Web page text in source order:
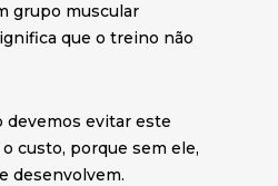
grupo muscular
que o treino não
devemos evitar este
custo, porque sem ele,
desenvolvem.